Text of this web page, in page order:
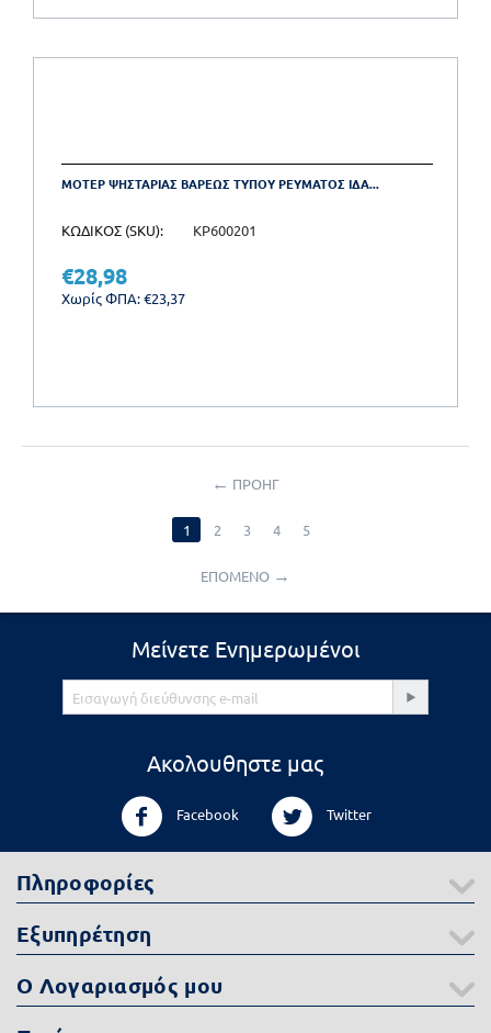
ΜΟΤΕΡ ΨΗΣΤΑΡΙΑΣ ΒΑΡΕΩΣ ΤΥΠΟΥ ΡΕΥΜΑΤΟΣ ΙΔΑ...
ΚΩΔΙΚΟΣ (SKU): KP600201
€28,98
Χωρίς ΦΠΑ:€23,37
ΠΡΟΗΓ
1 2 3 4 5
ΕΠΟΜΕΝΟ
Μείνετε Ενημερωμένοι
Ακολουθηστε μας
Facebook Twitter
Πληροφορίες
Εξυπηρέτηση
Ο Λογαριασμός μου